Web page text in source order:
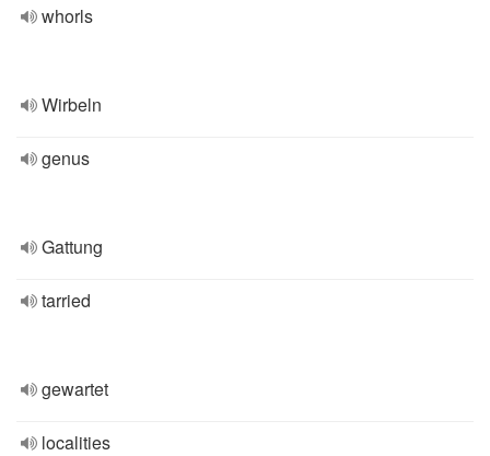
whorls
Wirbeln
genus
Gattung
tarried
gewartet
localities